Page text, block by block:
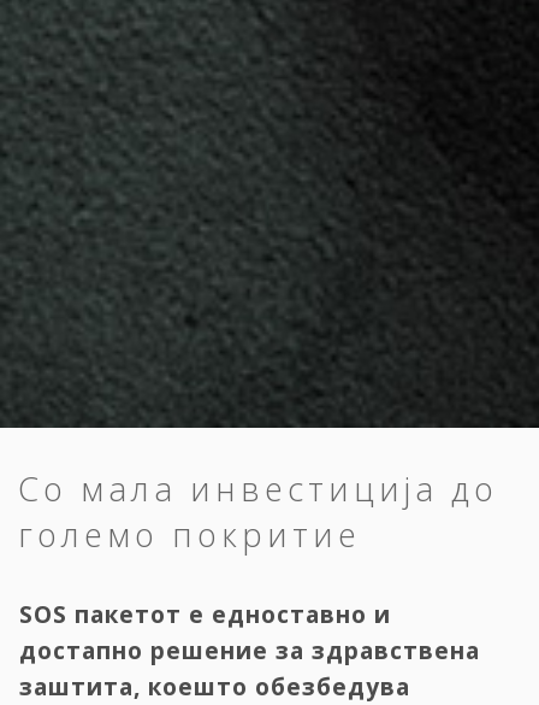
Со мала инвестиција до
големо покритие
SOS пакетот е едноставно и
достапно решение за здравствена
заштита, коешто обезбедува